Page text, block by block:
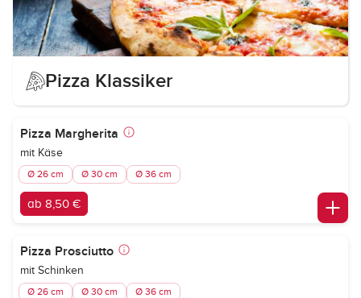
Pizza Klassiker
Pizza Margherita
mit Käse
Ø 26 cm Ø 30 cm Ø 36 cm
ab 8,50 €
Pizza Prosciutto
mit Schinken
Ø 26 cm Ø 30 cm Ø 36 cm